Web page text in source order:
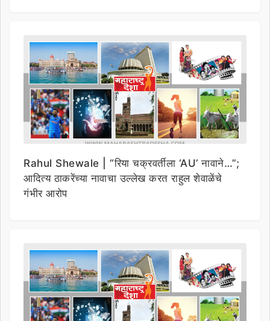
Rahul Shewale | “रिया चक्रवर्तीला ‘AU’ नावाने…”;
आदित्य ठाकरेंच्या नावाचा उल्लेख करत राहुल शेवाळेंचे
गंभीर आरोप